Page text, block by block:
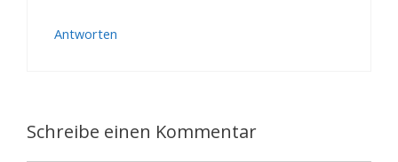
Antworten
Schreibe einen Kommentar